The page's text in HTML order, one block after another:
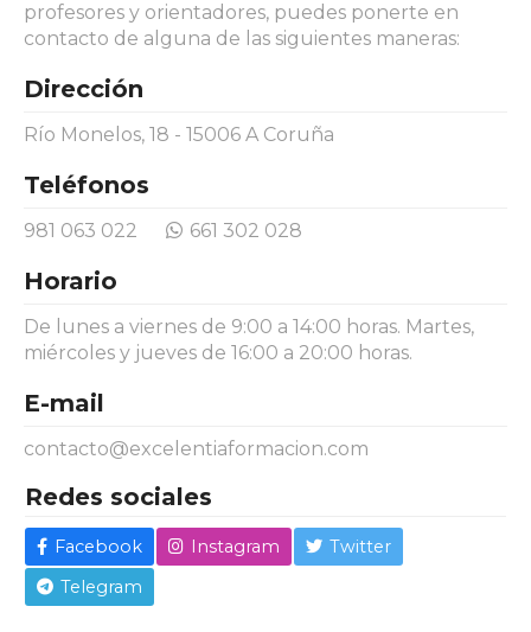
profesores y orientadores, puedes ponerte en
contacto de alguna de las siguientes maneras:
Dirección
Río Monelos, 18 - 15006 A Coruña
Teléfonos
981 063 022 661 302 028
Horario
De lunes a viernes de 9:00 a 14:00 horas. Martes,
miércoles y jueves de 16:00 a 20:00 horas.
E-mail
contacto@excelentiaformacion.com
Redes sociales
Facebook Instagram
Twitter
Telegram